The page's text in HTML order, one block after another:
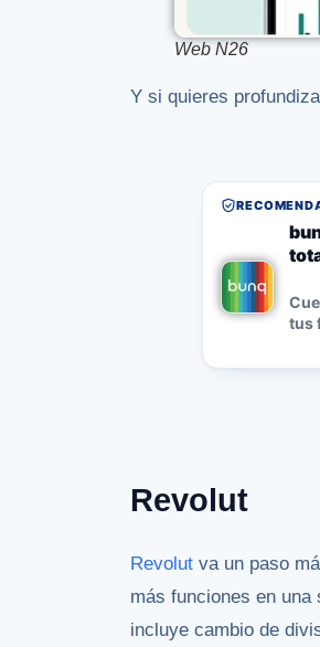
Web N26
Y si quieres
tus
Revolut
Revolut va un paso
más funciones en
incluye cambio de